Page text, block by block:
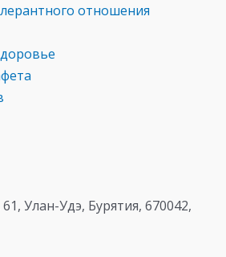
отношения
Улан-Удэ, Бурятия, 670042,